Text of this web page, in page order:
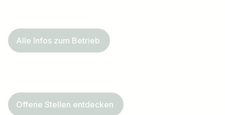
Alle Infos zum Betrieb
Offene Stellen entdecken